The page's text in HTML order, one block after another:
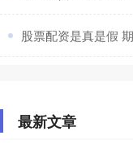
股票配资是真是假
最新文章